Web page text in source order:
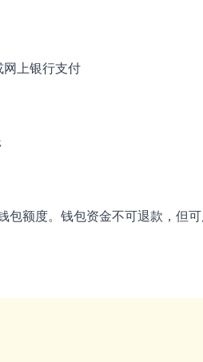
上银行支付
包额度。钱包资金不可退款，但